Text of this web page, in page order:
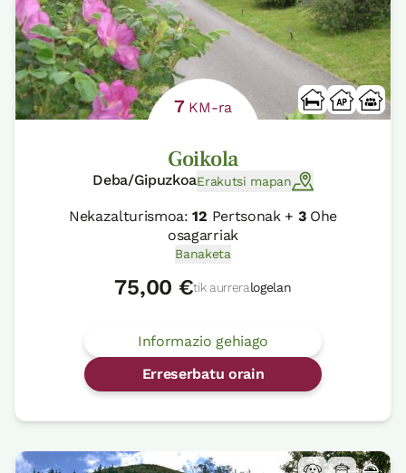
7KM-ra
Goikola
Deba/GipuzkoaErakutsi mapan
Nekazalturismoa:12 Pertsonak + 3Ohe
osagarriak
Banaketa
75,00 €tik aurreralogelan
Informazio gehiago
Erreserbatu orain